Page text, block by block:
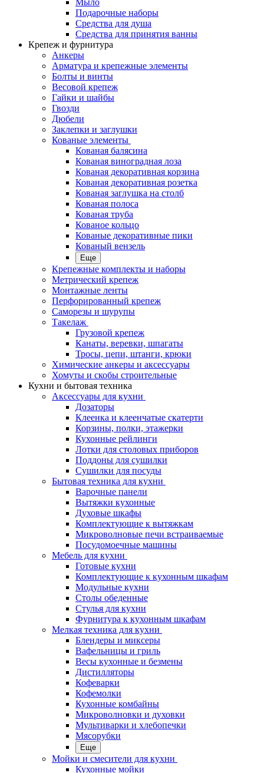
Подарочные наборы
Средства для душа
Средства для принятия ванны
Крепеж и фурнитура
Анкеры
Арматура и крепежные элементы
Болты и винты
Весовой крепеж
Гайки и шайбы
Гвозди
Дюбели
Заклепки и заглушки
Кованые элементы
Кованая балясина
Кованая виноградная лоза
Кованая декоративная корзина
Кованая декоративная розетка
Кованая заглушка на столб
Кованая полоса
Кованая труба
Кованое кольцо
Кованые декоративные пики
Кованый вензель
Еще
Крепежные комплекты и наборы
Метрический крепеж
Монтажные ленты
Перфорированный крепеж
Саморезы и шурупы
Такелаж
Грузовой крепеж
Канаты, веревки, шпагаты
Тросы, цепи, штанги, крюки
Химические анкеры и аксессуары
Хомуты и скобы строительные
Кухни и бытовая техника
Аксессуары для кухни
Дозаторы
Клеенка и клеенчатые скатерти
Корзины, полки, этажерки
Кухонные рейлинги
Лотки для столовых приборов
Поддоны для сушилки
Сушилки для посуды
Бытовая техника для кухни
Варочные панели
Вытяжки кухонные
Духовые шкафы
Комплектующие к вытяжкам
Микроволновые печи встраиваемые
Посудомоечные машины
Мебель для кухни
Готовые кухни
Комплектующие к кухонным шкафам
Модульные кухни
Столы обеденные
Стулья для кухни
Фурнитура к кухонным шкафам
Мелкая техника для кухни
Блендеры и миксеры
Вафельницы и гриль
Весы кухонные и безмены
Дистилляторы
Кофеварки
Кофемолки
Кухонные комбайны
Микроволновки и духовки
Мультиварки и хлебопечки
Мясорубки
Еще
Мойки и смесители для кухни
Кухонные мойки